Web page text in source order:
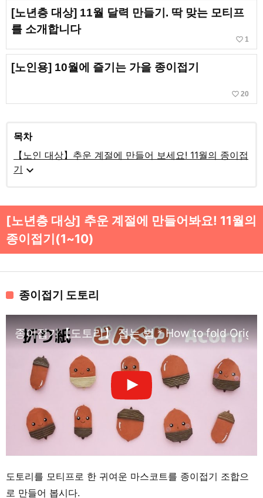
[노년층 대상] 11월 달력 만들기. 딱 맞는 모티프
를 소개합니다
favorite_border 1
[노인용] 10월에 즐기는 가을 종이접기
favorite_border 20
목차
【노인 대상】추운 계절에 만들어 보세요! 11월의 종이접
기 expand_more
[노년층 대상] 추운 계절에 만들어봐요! 11월의
종이접기(1~10)
종이접기 도토리
종이접기【도토리】 접는 법＊How to fold
도토리를 모티프로 한 귀여운 마스코트를 종이접기 조합으
로 만들어 봅시다.